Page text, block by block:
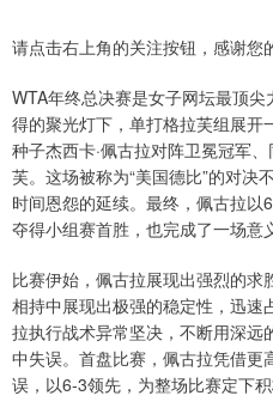
请点击右上角的关注按钮，感谢您
WTA年终总决赛是女子网坛最顶
得的聚光灯下，单打格拉芙组展
种子杰西卡·佩古拉对阵卫冕冠军
芙。这场被称为“美国德比”的对决
时间恩怨的延续。最终，佩古拉以
夺得小组赛首胜，也完成了一场意
比赛伊始，佩古拉展现出强烈的
相持中展现出极强的稳定性，迅
拉执行战术异常坚决，不断用深远
中失误。首盘比赛，佩古拉凭借更
误，以6-3领先，为整场比赛定下积